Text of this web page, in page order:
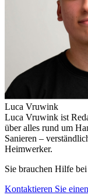
Luca Vruwink
Luca Vruwink ist
über alles rund um
Sanieren –
Heimwerker.
Sie brauchen Hilfe
Kontaktieren Sie